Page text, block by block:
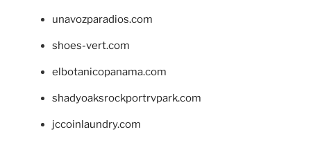
unavozparadios.com
shoes-vert.com
elbotanicopanama.com
shadyoaksrockportrvpark.com
jccoinlaundry.com